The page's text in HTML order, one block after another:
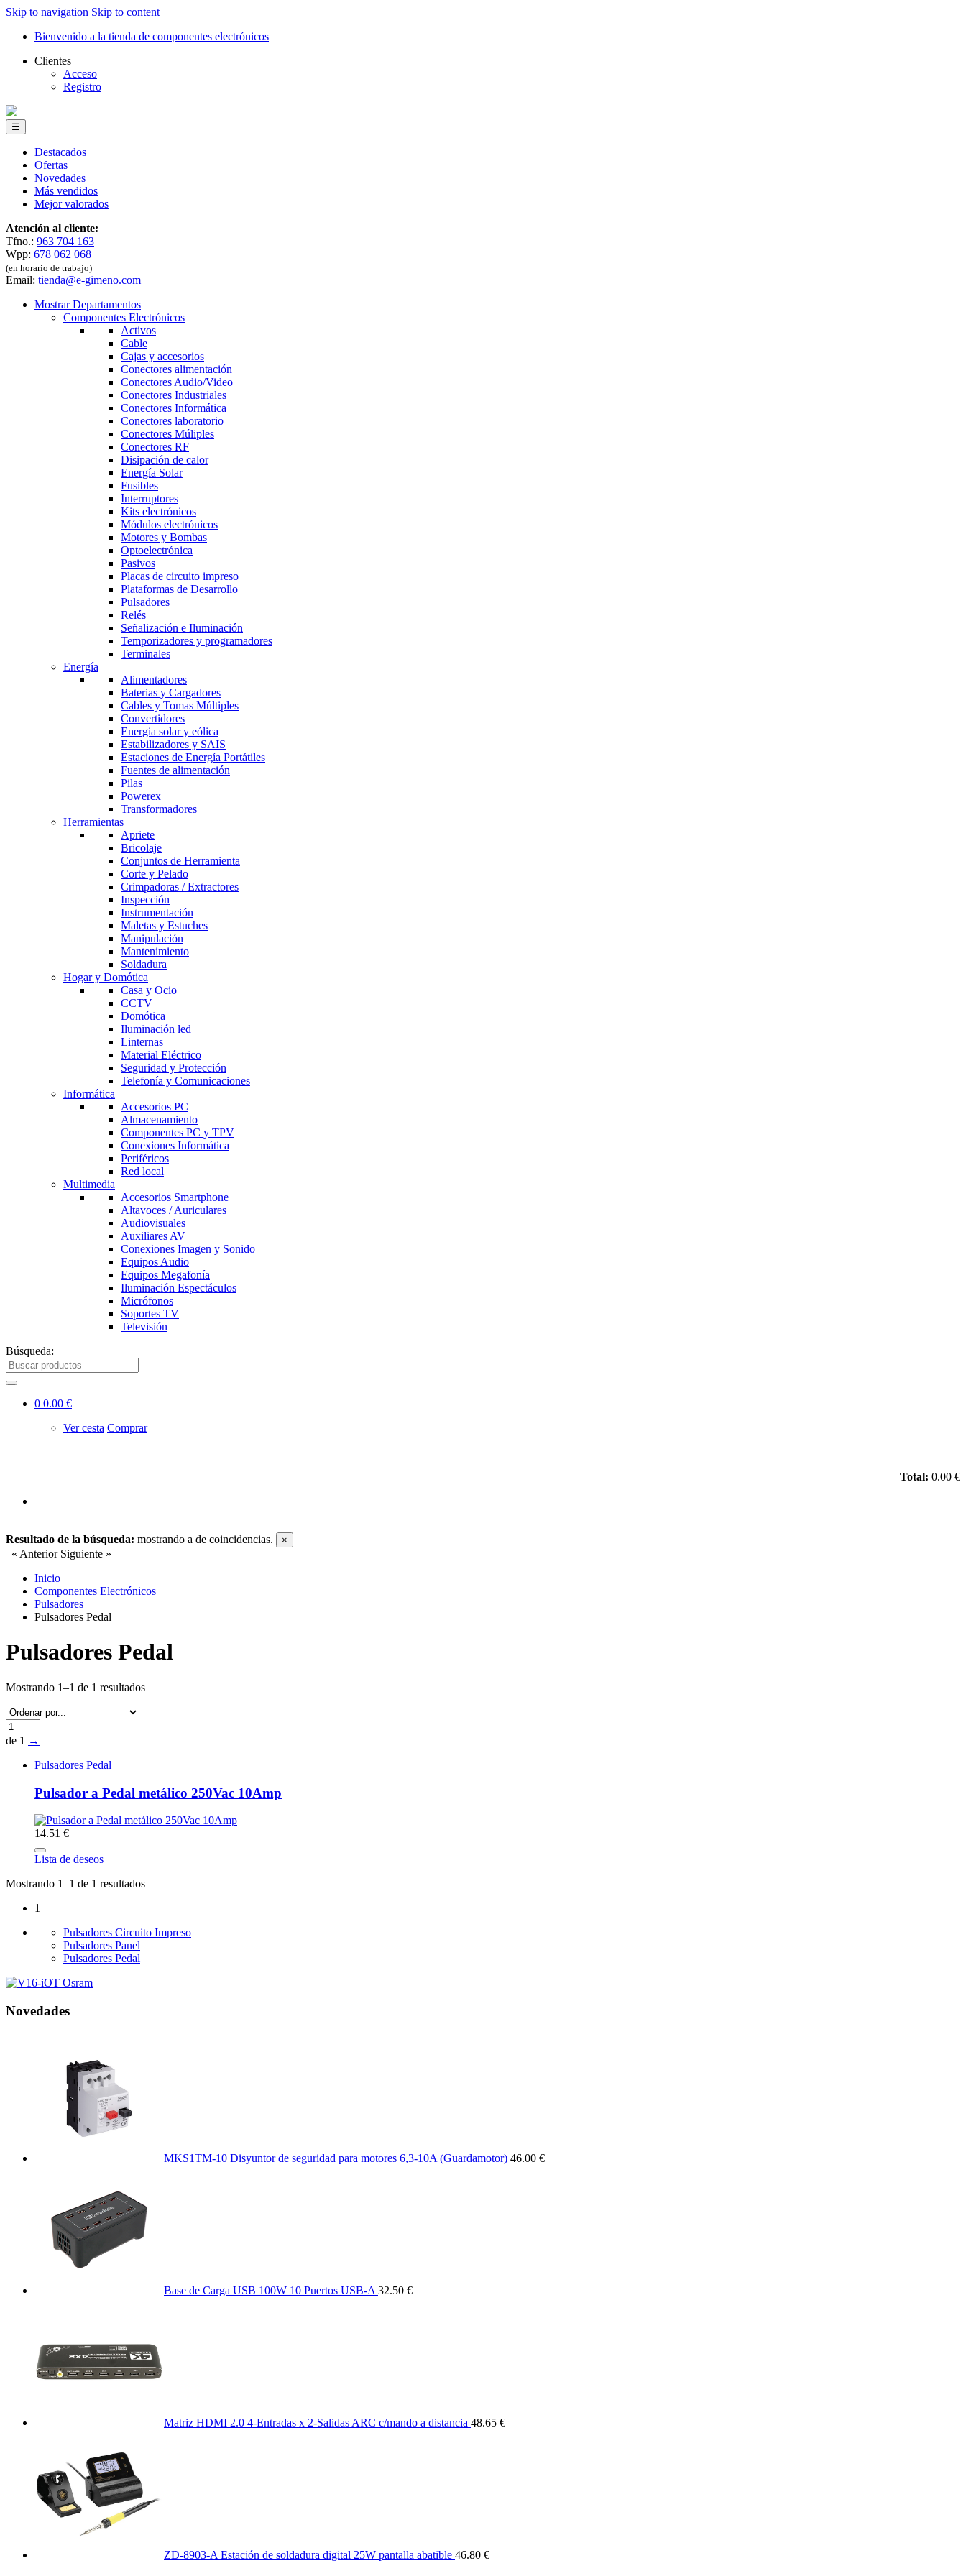
Skip to navigation Skip to content
Bienvenido a la tienda de componentes electrónicos
Clientes
Acceso
Registro
☰
Destacados
Ofertas
Novedades
Más vendidos
Mejor valorados
Atención al cliente:
Tfno.: 963 704 163
Wpp: 678 062 068
(en horario de trabajo)
Email: tienda@e-gimeno.com
Mostrar Departamentos
Componentes Electrónicos
Activos
Cable
Cajas y accesorios
Conectores alimentación
Conectores Audio/Video
Conectores Industriales
Conectores Informática
Conectores laboratorio
Conectores Múliples
Conectores RF
Disipación de calor
Energía Solar
Fusibles
Interruptores
Kits electrónicos
Módulos electrónicos
Motores y Bombas
Optoelectrónica
Pasivos
Placas de circuito impreso
Plataformas de Desarrollo
Pulsadores
Relés
Señalización e Iluminación
Temporizadores y programadores
Terminales
Energía
Alimentadores
Baterias y Cargadores
Cables y Tomas Múltiples
Convertidores
Energia solar y eólica
Estabilizadores y SAIS
Estaciones de Energía Portátiles
Fuentes de alimentación
Pilas
Powerex
Transformadores
Herramientas
Apriete
Bricolaje
Conjuntos de Herramienta
Corte y Pelado
Crimpadoras / Extractores
Inspección
Instrumentación
Maletas y Estuches
Manipulación
Mantenimiento
Soldadura
Hogar y Domótica
Casa y Ocio
CCTV
Domótica
Iluminación led
Linternas
Material Eléctrico
Seguridad y Protección
Telefonía y Comunicaciones
Informática
Accesorios PC
Almacenamiento
Componentes PC y TPV
Conexiones Informática
Periféricos
Red local
Multimedia
Accesorios Smartphone
Altavoces / Auriculares
Audiovisuales
Auxiliares AV
Conexiones Imagen y Sonido
Equipos Audio
Equipos Megafonía
Iluminación Espectáculos
Micrófonos
Soportes TV
Televisión
Búsqueda:
0 0.00 €
Ver cesta Comprar
Total: 0.00 €
Resultado de la búsqueda: mostrando a de coincidencias. ×
« Anterior Siguiente »
Inicio
Componentes Electrónicos
Pulsadores
Pulsadores Pedal
Pulsadores Pedal
Mostrando 1–1 de 1 resultados
de 1 →
Pulsadores Pedal
Pulsador a Pedal metálico 250Vac 10Amp
14.51 €
Lista de deseos
Mostrando 1–1 de 1 resultados
1
Pulsadores Circuito Impreso
Pulsadores Panel
Pulsadores Pedal
Novedades
MKS1TM-10 Disyuntor de seguridad para motores 6,3-10A (Guardamotor) 46.00 €
Base de Carga USB 100W 10 Puertos USB-A 32.50 €
Matriz HDMI 2.0 4-Entradas x 2-Salidas ARC c/mando a distancia 48.65 €
ZD-8903-A Estación de soldadura digital 25W pantalla abatible 46.80 €